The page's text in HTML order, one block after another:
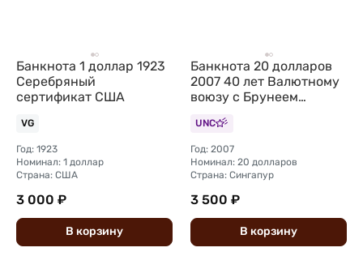
Банкнота 1 доллар 1923
Серебряный
сертификат США
VG
Год: 1923
Номинал: 1 доллар
Страна: США
3 000 ₽
В корзину
Банкнота 20 долларов
2007 40 лет Валютному
воюзу с Брунеем
UNC
Год: 2007
Номинал: 20 долларов
Страна: Сингапур
3 500 ₽
В корзину